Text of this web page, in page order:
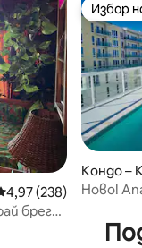
оценка: 4,97
4,97 (238)
брега
Избор
Избор
Кондо –
Ново!